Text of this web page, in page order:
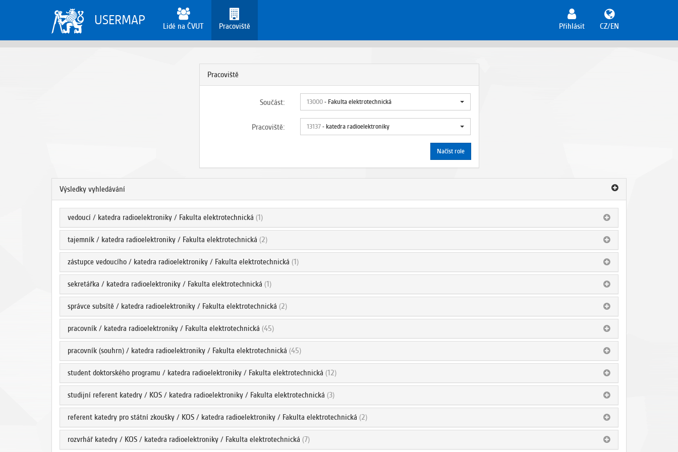
USERMAP Lidé na ČVUT Pracoviště Přihlásit CZ/EN
Pracoviště
Součást: 13000- Fakulta elektrotechnická
Pracoviště: 13137- katedra radioelektroniky
Načíst role
Výsledky vyhledávání
vedoucí / katedra radioelektroniky / Fakulta elektrotechnická (1)
tajemník / katedra radioelektroniky / Fakulta elektrotechnická (2)
zástupce vedoucího / katedra radioelektroniky / Fakulta elektrotechnická (1)
sekretářka / katedra radioelektroniky / Fakulta elektrotechnická (1)
správce subsítě / katedra radioelektroniky / Fakulta elektrotechnická (2)
pracovník / katedra radioelektroniky / Fakulta elektrotechnická (45)
pracovník (souhrn) / katedra radioelektroniky / Fakulta elektrotechnická (45)
student doktorského programu / katedra radioelektroniky / Fakulta elektrotechnická (12)
studijní referent katedry / KOS / katedra radioelektroniky / Fakulta elektrotechnická (3)
referent katedry pro státní zkoušky / KOS / katedra radioelektroniky / Fakulta elektrotechnická (2)
rozvrhář katedry / KOS / katedra radioelektroniky / Fakulta elektrotechnická (7)